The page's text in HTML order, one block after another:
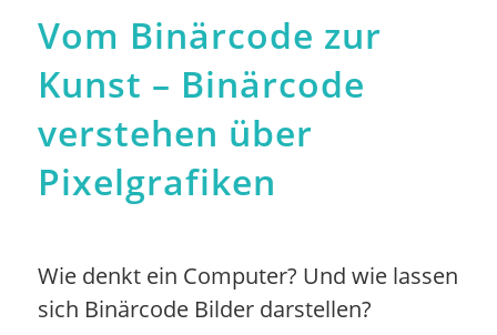
Vom Binärcode zur
Kunst – Binärcode
verstehen über
Pixelgrafiken
Wie denkt ein Computer? Und wie lassen
sich Binärcode Bilder darstellen?